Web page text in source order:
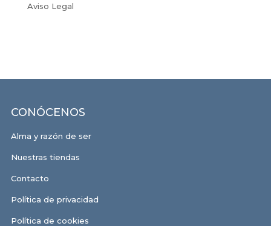
Aviso Legal
CONÓCENOS
Alma y razón de ser
Nuestras tiendas
Contacto
Política de privacidad
Política de cookies